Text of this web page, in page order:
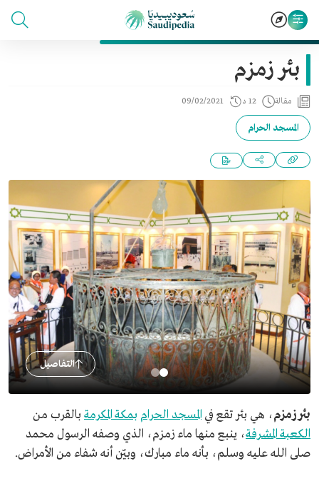
بئر زمزم
مقالة 12 د 09/02/2021
المسجد الحرام
التفاصيل
بئر زمزم، هي بئر تقع في المسجد الحرام بمكة المكرمة بالقرب من
الكعبة المشرفة، ينبع منها ماء زمزم، الذي وصفه الرسول محمد
صلى الله عليه وسلم، بأنه ماء مبارك، وبيّن أنه شفاء من الأمراض.